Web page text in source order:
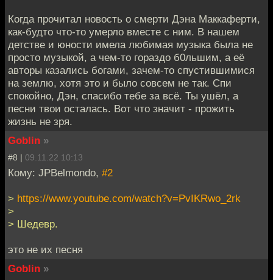
Когда прочитал новость о смерти Дэна Маккаферти,
как-будто что-то умерло вместе с ним. В нашем
детстве и юности имела любимая музыка была не
просто музыкой, а чем-то гораздо б0льшим, а её
авторы казались богами, зачем-то спустившимися
на землю, хотя это и было совсем не так. Спи
спокойно, Дэн, спасибо тебе за всё. Ты ушёл, а
песни твои осталась. Вот что значит - прожить
жизнь не зря.
Goblin »
#8 | 09.11.22 10:13
Кому: JPBelmondo, #2
> https://www.youtube.com/watch?v=PvIKRwo_2rk
>
> Шедевр.
это не их песня
Goblin »